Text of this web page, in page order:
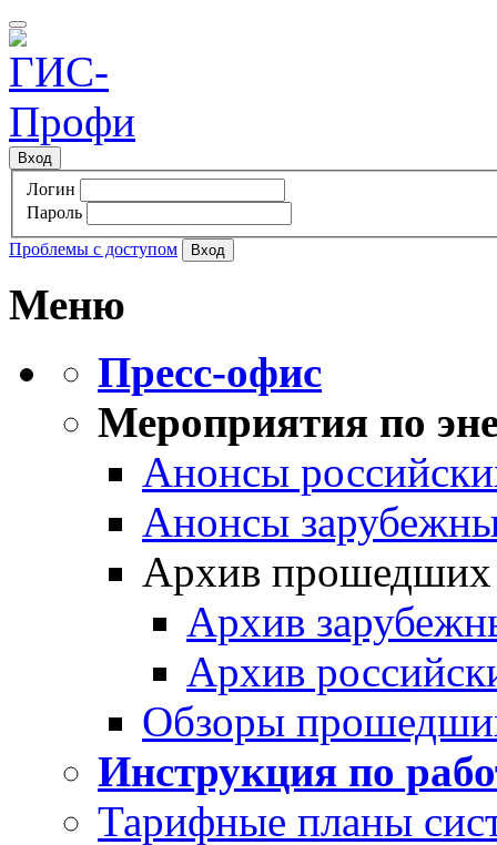
Вход
Логин
Пароль
Проблемы с доступом
Меню
Пресс-офис
Мероприятия по
Анонсы
Анонсы
Архив прошедших
Архив
Архив
Обзоры
Инструкция по
Тарифные планы